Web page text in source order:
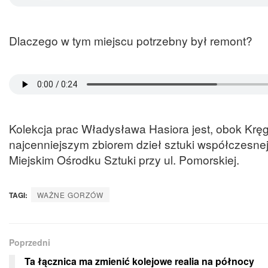
Dlaczego w tym miejscu potrzebny był remont?
Kolekcja prac Władysława Hasiora jest, obok
najcenniejszym zbiorem dzieł sztuki
Miejskim Ośrodku Sztuki przy ul. Pomorskiej.
TAGI: WAŻNE GORZÓW
Poprzedni
Ta łącznica ma zmienić kolejowe realia na północy